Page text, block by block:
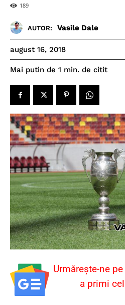
189
AUTOR: Vasile Dale
august 16, 2018
Mai putin de 1 min. de citit
Urmărește-ne
a primi